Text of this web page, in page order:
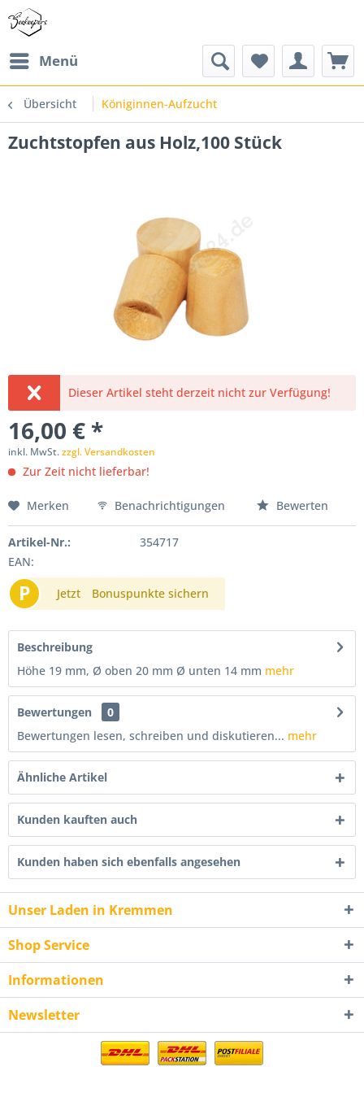
Menü
Übersicht Königinnen-Aufzucht
Zuchtstopfen aus Holz,100 Stück
Dieser Artikel steht derzeit nicht zur Verfügung!
16,00 € *
inkl. MwSt.zzgl. Versandkosten
Zur Zeit nicht lieferbar!
Merken Benachrichtigungen Bewerten
Artikel-Nr.:
354717
EAN:
P Jetzt Bonuspunkte sichern
Beschreibung
Höhe 19 mm, Ø oben 20 mm Ø unten 14 mm mehr
Bewertungen
0
Bewertungen lesen, schreiben und diskutieren... mehr
Ähnliche Artikel
Kunden kauften auch
Kunden haben sich ebenfalls angesehen
Unser Laden in Kremmen
Shop Service
Informationen
Newsletter